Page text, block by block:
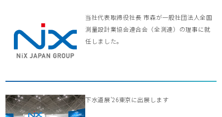
当社代表取締役社長 市森が一般社団法人全国
測量設計業協会連合会（全測連）の理事に就
任しました。
下水道展’26東京に出展します